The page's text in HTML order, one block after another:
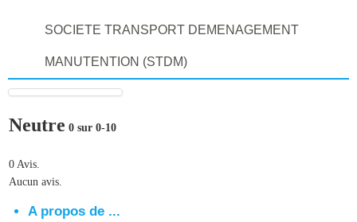
Vous Êtes Un Client
Comment Ça Marche ?
Qui Sommes-Nous ?
Pourquoi Nous Faire Confiance ?
Vous Êtes Une Société
Comment Ça Marche ?
SOCIETE TRANSPORT DEMENAGEMENT
MANUTENTION (STDM)
Neutre 0 sur 0-10
0 Avis.
Aucun avis.
A propos de ...